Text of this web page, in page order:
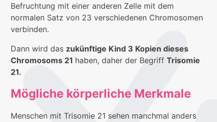
Befruchtung mit einer anderen Zelle mit dem
normalen Satz von 23 verschiedenen Chromosomen
verbinden.
Dann wird das zukünftige Kind 3 Kopien dieses
Chromosoms 21 haben, daher der BegriffTrisomie
21.
Mögliche körperliche Merkmale
Menschen mit Trisomie 21 sehen manchmal anders